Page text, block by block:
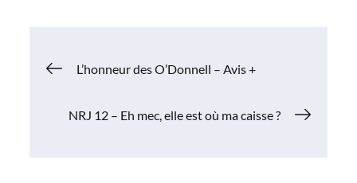
Navigation
de
L’honneur des O’Donnell – Avis +
NRJ 12 – Eh mec, elle est où ma caisse ?